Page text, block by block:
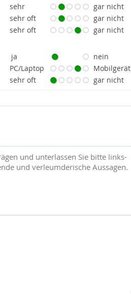
sehr
gar nicht
sehr oft
gar nicht
sehr oft
gar nicht
ja
nein
PC/Laptop
Mobilgerät
sehr oft gar nicht
und unterlassen Sie bitte links-
und verleumderische Aussagen.